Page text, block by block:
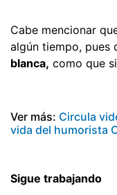
Cabe mencionar
algún tiempo, pues
blanca, como que
Ver más: Circula
vida del humorista
Sigue trabajando